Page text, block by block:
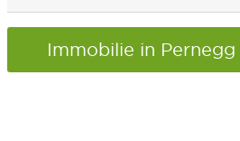
Immobilie in Pernegg